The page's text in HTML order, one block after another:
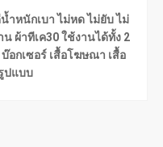
ำหนักเบา ไม่หด ไม่ยับ ไม่
ผ้าทีเค30 ใช้งานได้ทั้ง 2
อกเซอร์ เสื้อโฆษณา เสื้อ
ปแบบ